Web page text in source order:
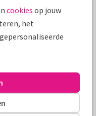
cookies op jouw
het